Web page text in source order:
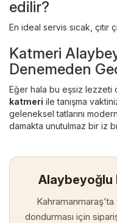
edilir?
En ideal servis sıcak, çıtır
Katmeri
Denemeden
Eğer hala bu eşsiz lezzeti
katmeri ile tanışma
geleneksel tatlarını
damakta unutulmaz bir iz
Alaybeyoğlu
dondurması için